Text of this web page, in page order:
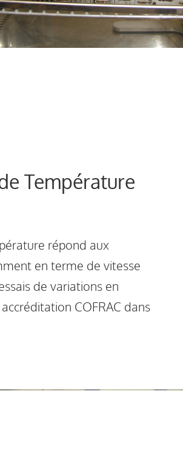
Température
répond aux
en terme de vitesse
de variations en
COFRAC dans